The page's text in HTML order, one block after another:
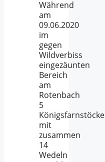
Während
am
09.06.2020
im
gegen
Wildverbiss
eingezäunten
Bereich
am
Rotenbach
5
Königsfarnstöcke
mit
zusammen
14
Wedeln